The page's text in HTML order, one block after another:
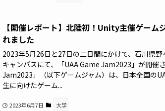
【開催レポート】北陸初！Unity主催ゲーム
れました
2023年5月26日と27日の二日間にかけて、石川県
キャンパスにて、「UAA Game Jam2023」が開催
Jam2023」（以下ゲームジャム）は、日本全国の
生に向けたゲーム...
2023年6月7日 大学